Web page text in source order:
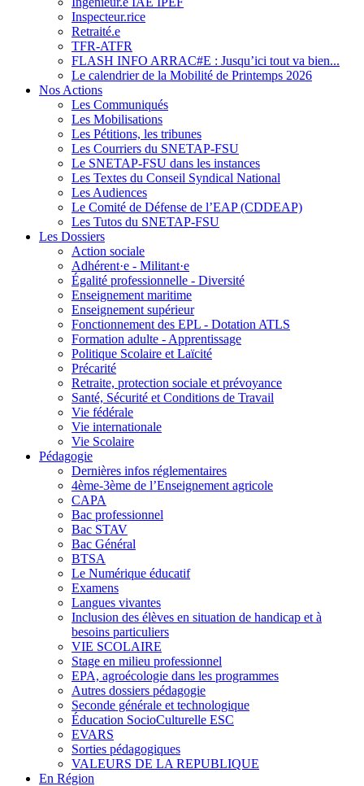
Inspecteur.rice
Retraité.e
TFR-ATFR
FLASH INFO ARRAC#E : Jusqu’ici tout va bien...
Le calendrier de la Mobilité de Printemps 2026
Nos Actions
Les Communiqués
Les Mobilisations
Les Pétitions, les tribunes
Les Courriers du SNETAP-FSU
Le SNETAP-FSU dans les instances
Les Textes du Conseil Syndical National
Les Audiences
Le Comité de Défense de l’EAP (CDDEAP)
Les Tutos du SNETAP-FSU
Les Dossiers
Action sociale
Adhérent·e - Militant·e
Égalité professionnelle - Diversité
Enseignement maritime
Enseignement supérieur
Fonctionnement des EPL - Dotation ATLS
Formation adulte - Apprentissage
Politique Scolaire et Laïcité
Précarité
Retraite, protection sociale et prévoyance
Santé, Sécurité et Conditions de Travail
Vie fédérale
Vie internationale
Vie Scolaire
Pédagogie
Dernières infos réglementaires
4ème-3ème de l’Enseignement agricole
CAPA
Bac professionnel
Bac STAV
Bac Général
BTSA
Le Numérique éducatif
Examens
Langues vivantes
Inclusion des élèves en situation de handicap et à
besoins particuliers
VIE SCOLAIRE
Stage en milieu professionnel
EPA, agroécologie dans les programmes
Autres dossiers pédagogie
Seconde générale et technologique
Éducation SocioCulturelle ESC
EVARS
Sorties pédagogiques
VALEURS DE LA REPUBLIQUE
En Région